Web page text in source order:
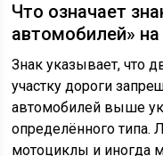
Что означает
автомобилей»
Знак указывает, что
участку дороги
автомобилей выше
определённого типа.
мотоциклы и иногда